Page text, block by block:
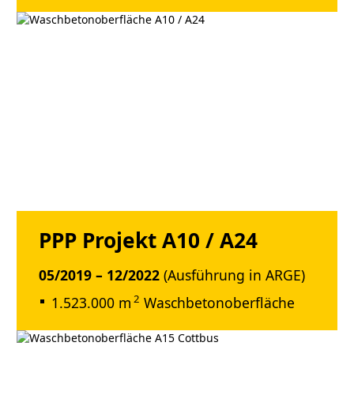
PPP Projekt A10 / A24
05/2019 – 12/2022 (Ausführung in ARGE)
1.523.000 m 2 Waschbetonoberfläche